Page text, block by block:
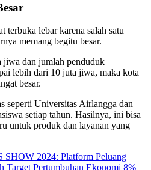
terbuka lebar karena salah satu
memang begitu besar.
jiwa dan jumlah penduduk
lebih dari 10 juta jiwa, maka kota
besar.
seperti Universitas Airlangga dan
setiap tahun. Hasilnya, ini bisa
untuk produk dan layanan yang
2024: Platform Peluang
Target Pertumbuhan Ekonomi 8%